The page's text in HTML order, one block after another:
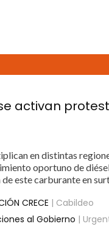
activan
en distintas
oportuno de
este carburante en
CRECE | Cabildeo
al Gobierno |